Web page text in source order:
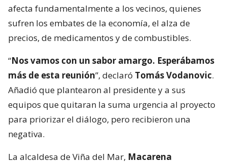
afecta fundamentalmente a los vecinos, quienes
sufren los embates de la economía, el alza de
precios, de medicamentos y de combustibles.
“Nos vamos con un sabor amargo. Esperábamos
más de esta reunión”, declaró Tomás Vodanovic.
Añadió que plantearon al presidente y a sus
equipos que quitaran la suma urgencia al proyecto
para priorizar el diálogo, pero recibieron una
negativa.
La alcaldesa de Viña del Mar, Macarena